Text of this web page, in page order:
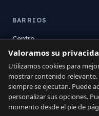
BARRIOS
Centro
La Atunara
Poniente
El Zabal
Santa Margarita
La Alcaidesa
Valoramos su
Utilizamos cookies para
mostrar contenido relevante.
siempre se ejecutan. Puede
personalizar sus opciones.
momento desde el pie de